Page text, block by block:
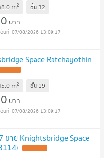
m2 ชั้น 32
บาท
07/08/2026 13:09:17
Space Ratchayothin
m2 ชั้น 19
บาท
07/08/2026 13:09:17
าย Knightsbridge Space